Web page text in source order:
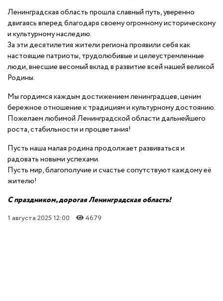
Ленинградская область прошла славный путь, уверенно
двигаясь вперед благодаря своему огромному историческому
и культурному наследию.
За эти десятилетия жители региона проявили себя как
настоящие патриоты, трудолюбивые и целеустремленные
люди, внесшие весомый вклад в развитие всей нашей великой
Родины.
Мы гордимся каждым достижением ленинградцев, ценим
бережное отношение к традициям и культурному достоянию.
Пожелаем любимой Ленинградской области дальнейшего
роста, стабильности и процветания!
Пусть наша малая родина продолжает развиваться и
радовать новыми успехами.
Пусть мир, благополучие и счастье сопутствуют каждому её
жителю!
С праздником, дорогая Ленинградская область!
1 августа 2025 12:00 4679